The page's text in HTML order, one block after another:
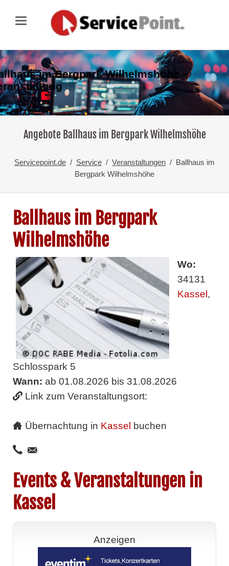
im Bergpark Wilhelmshöhe –
Angebote Ballhaus im Bergpark Wilhelmshöhe
Servicepoint.de Service Veranstaltungen
Ballhaus im
Bergpark Wilhelmshöhe
Ballhaus im Bergpark
Wilhelmshöhe
Wo:
34131
Kassel,
Schlosspark 5
Wann: ab 01.08.2026 bis 31.08.2026
Link zum Veranstaltungsort:
Übernachtung in Kassel buchen
Events & Veranstaltungen in
Kassel
Anzeigen